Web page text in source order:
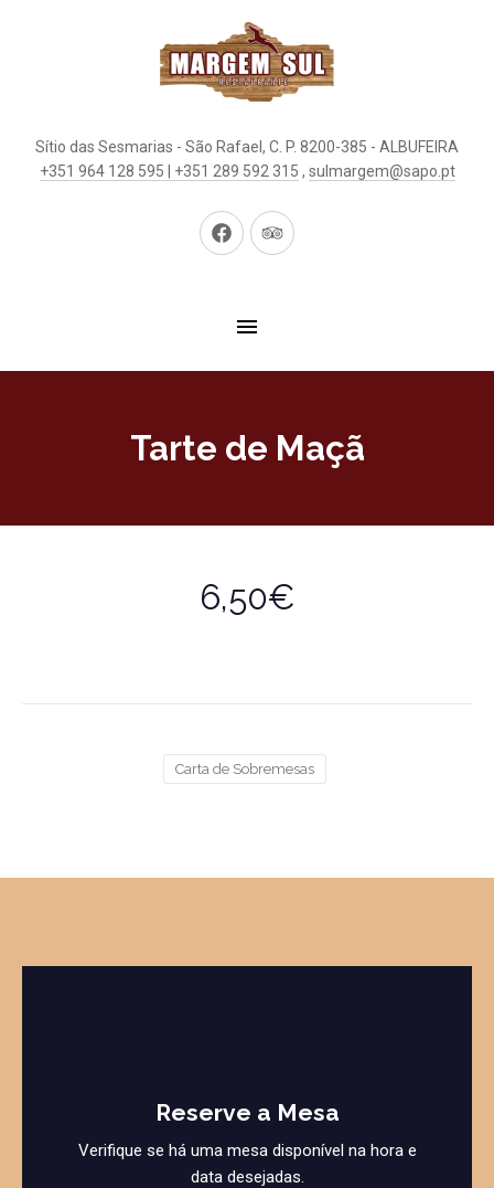
Sítio das Sesmarias - São Rafael, C. P. 8200-385 - ALBUFEIRA
+351 964 128 595 | +351 289 592 315 , sulmargem@sapo.pt
New
New
Tarte de Maçã
6,50€
Carta de Sobremesas
Reserve a Mesa
Verifique se há uma mesa disponível na hora e
data desejadas.